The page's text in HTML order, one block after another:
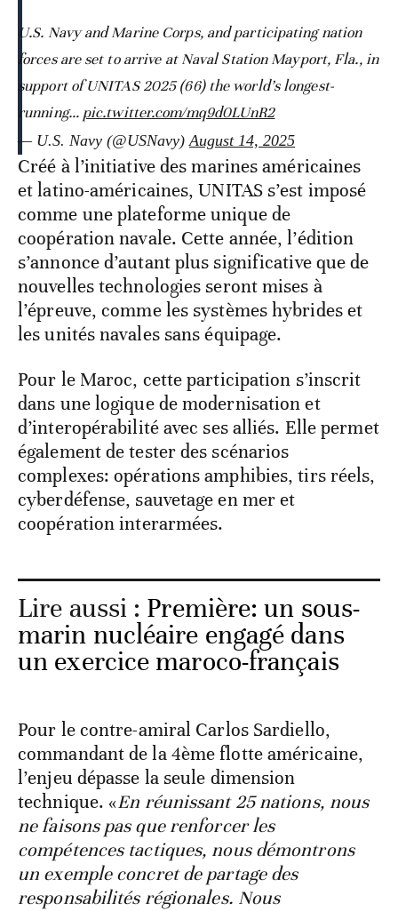
U.S. Navy and Marine Corps, and participating nation
forces are set to arrive at Naval Station Mayport, Fla., in
support of UNITAS 2025 (66) the world’s longest-
running… pic.twitter.com/mq9d0LUnR2
— U.S. Navy (@USNavy)August 14, 2025
Créé à l’initiative des marines américaines
et latino-américaines, UNITAS s’est imposé
comme une plateforme unique de
coopération navale. Cette année, l’édition
s’annonce d’autant plus significative que de
nouvelles technologies seront mises à
l’épreuve, comme les systèmes hybrides et
les unités navales sans équipage.
Pour le Maroc, cette participation s’inscrit
dans une logique de modernisation et
d’interopérabilité avec ses alliés. Elle permet
également de tester des scénarios
complexes: opérations amphibies, tirs réels,
cyberdéfense, sauvetage en mer et
coopération interarmées.
Lire aussi : Première: un sous-
marin nucléaire engagé dans
un exercice maroco-français
Pour le contre-amiral Carlos Sardiello,
commandant de la 4ème flotte américaine,
l’enjeu dépasse la seule dimension
technique. «En réunissant 25 nations, nous
ne faisons pas que renforcer les
compétences tactiques, nous démontrons
un exemple concret de partage des
responsabilités régionales. Nous